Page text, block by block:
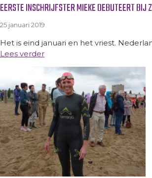
EERSTE INSCHRIJFSTER MIEKE DEBUTEERT BIJ
25 januari 2019
Het is eind januari en het vriest.
Lees verder